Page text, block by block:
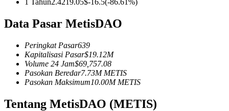
USDC Berjangka
1 Tahun2.4219.05$-16.5(-86.61%)
Data Pasar MetisDAO
Peringkat Pasar639
Kapitalisasi Pasar$19.12M
Volume 24 Jam$69,757.08
Pasokan Beredar7.73M METIS
Pasokan Maksimum10.00M METIS
Tentang MetisDAO (METIS)